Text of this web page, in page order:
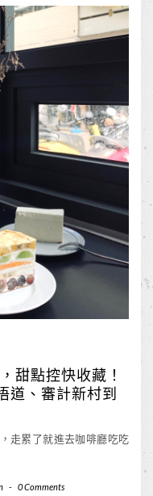
甜點控快收藏！
道、審計新村到
走累了就進去咖啡廳吃吃
- 0 Comments